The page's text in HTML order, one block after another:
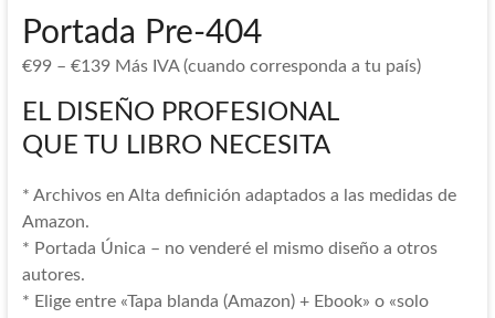
Portada Pre-404
€99– €139 Más IVA (cuando corresponda a tu país)
EL DISEÑO PROFESIONAL
QUE TU LIBRO NECESITA
* Archivos en Alta definición adaptados a las medidas de
Amazon.
* Portada Única – no venderé el mismo diseño a otros
autores.
* Elige entre «Tapa blanda (Amazon) + Ebook» o «solo